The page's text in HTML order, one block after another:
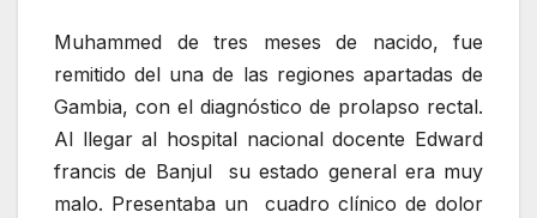
Muhammed de tres meses de nacido, fue
remitido del una de las regiones apartadas de
Gambia, con el diagnóstico de prolapso rectal.
Al llegar al hospital nacional docente Edward
francis de Banjul su estado general era muy
malo. Presentaba un cuadro clínico de dolor